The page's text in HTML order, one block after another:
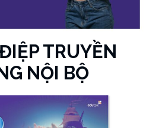
TRUYỀN
NỘI BỘ